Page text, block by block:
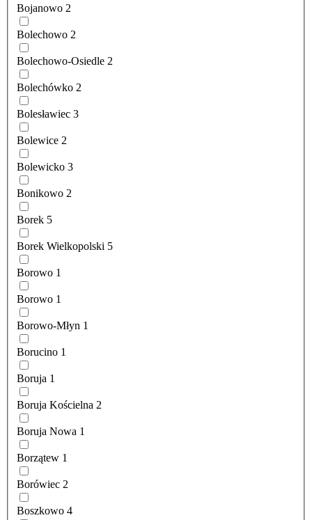
Bojanowo 2
Bolechowo 2
Bolechowo-Osiedle 2
Bolechówko 2
Bolesławiec 3
Bolewice 2
Bolewicko 3
Bonikowo 2
Borek 5
Borek Wielkopolski 5
Borowo 1
Borowo 1
Borowo-Młyn 1
Borucino 1
Boruja 1
Boruja Kościelna 2
Boruja Nowa 1
Borzątew 1
Borówiec 2
Boszkowo 4